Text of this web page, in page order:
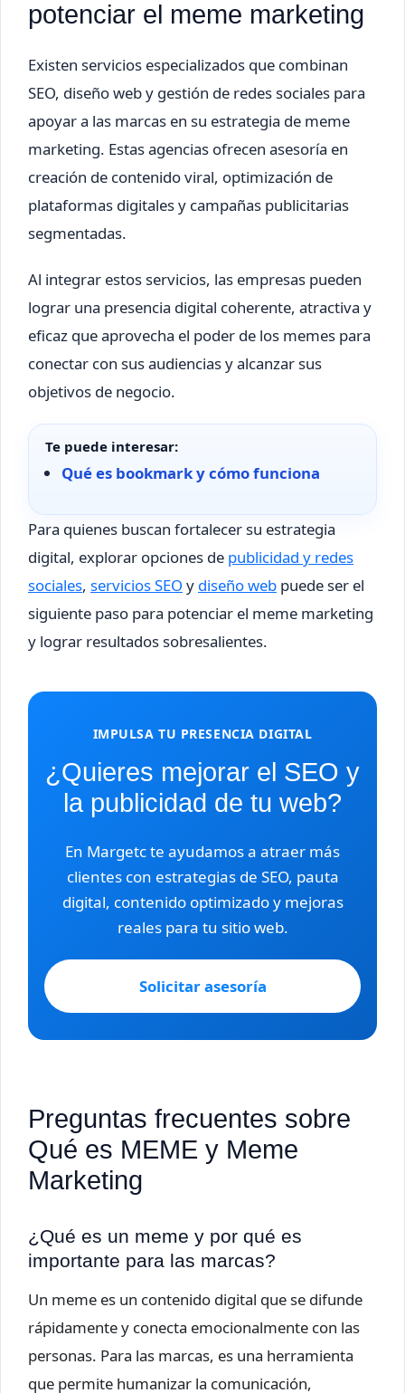
potenciar el meme marketing
Existen servicios especializados que combinan
SEO, diseño web y gestión de redes sociales para
apoyar a las marcas en su estrategia de meme
marketing. Estas agencias ofrecen asesoría en
creación de contenido viral, optimización de
plataformas digitales y campañas publicitarias
segmentadas.
Al integrar estos servicios, las empresas pueden
lograr una presencia digital coherente, atractiva y
eficaz que aprovecha el poder de los memes para
conectar con sus audiencias y alcanzar sus
objetivos de negocio.
Te puede interesar:
Qué es bookmark y cómo funciona
Para quienes buscan fortalecer su estrategia
digital, explorar opciones de publicidad y redes
sociales, servicios SEO y diseño web puede ser el
siguiente paso para potenciar el meme marketing
y lograr resultados sobresalientes.
IMPULSA TU PRESENCIA DIGITAL
¿Quieres mejorar el SEO y
la publicidad de tu web?
En Margetc te ayudamos a atraer más
clientes con estrategias de SEO, pauta
digital, contenido optimizado y mejoras
reales para tu sitio web.
Solicitar asesoría
Preguntas frecuentes sobre
Qué es MEME y Meme
Marketing
¿Qué es un meme y por qué es
importante para las marcas?
Un meme es un contenido digital que se difunde
rápidamente y conecta emocionalmente con las
personas. Para las marcas, es una herramienta
que permite humanizar la comunicación,